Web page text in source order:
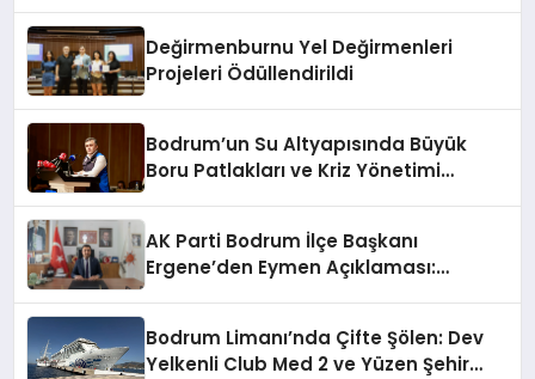
Değirmenburnu Yel Değirmenleri
Projeleri Ödüllendirildi
Bodrum’un Su Altyapısında Büyük
Boru Patlakları ve Kriz Yönetimi
AK Parti Bodrum İlçe Başkanı
Ergene’den Eymen Açıklaması:
Bodrum Limanı’nda Çifte Şölen: Dev
Yelkenli Club Med 2 ve Yüzen Şehir